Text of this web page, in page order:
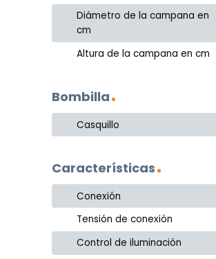
Diámetro de la campana en
cm
Altura de la campana en cm
Bombilla
Casquillo
Características
Conexión
Tensión de conexión
Control de iluminación